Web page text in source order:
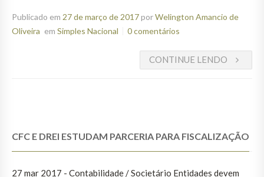
Publicado em 27 de março de 2017porWelington Amancio de
Oliveira em Simples Nacional 0 comentários
CONTINUE LENDO
CFC E DREI ESTUDAM PARCERIA PARA FISCALIZAÇÃO
27 mar 2017 - Contabilidade / Societário Entidades devem